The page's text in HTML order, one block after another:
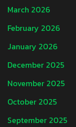
March 2026
February 2026
January 2026
December 2025
November 2025
October 2025
September 2025